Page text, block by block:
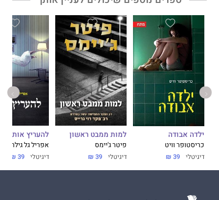
אינטלקטואלית".
הניו יורק טיימס בוק ריוויו
"פתלתל, סקסי, אמין כל כך שזה מפחיד. הדפים מדממים תערובת
מרתקת של קולות, תרבות מקומית וטיפוסים. קריאת חובה לחובבי
ברבור שחור".
ג'סיקה סטראוסר
ילדה אבודה
כריסטופר וויט
דיגיטלי 39 ₪
למות ממבט ראשון
פיטר ג'יימס
דיגיטלי 39 ₪
להעריץ אותה
אפריל גל
דיגיטלי 39 ₪